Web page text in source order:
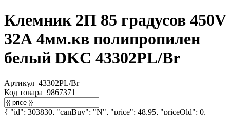
Клемник 2П 85 градусов 450V
32А 4мм.кв полипропилен
белый DKC 43302PL/Br
Артикул 43302PL/Br
Код товара 9867371
{ "id": 303830, "canBuy": "N", "price": 48.95, "priceOld": 0,